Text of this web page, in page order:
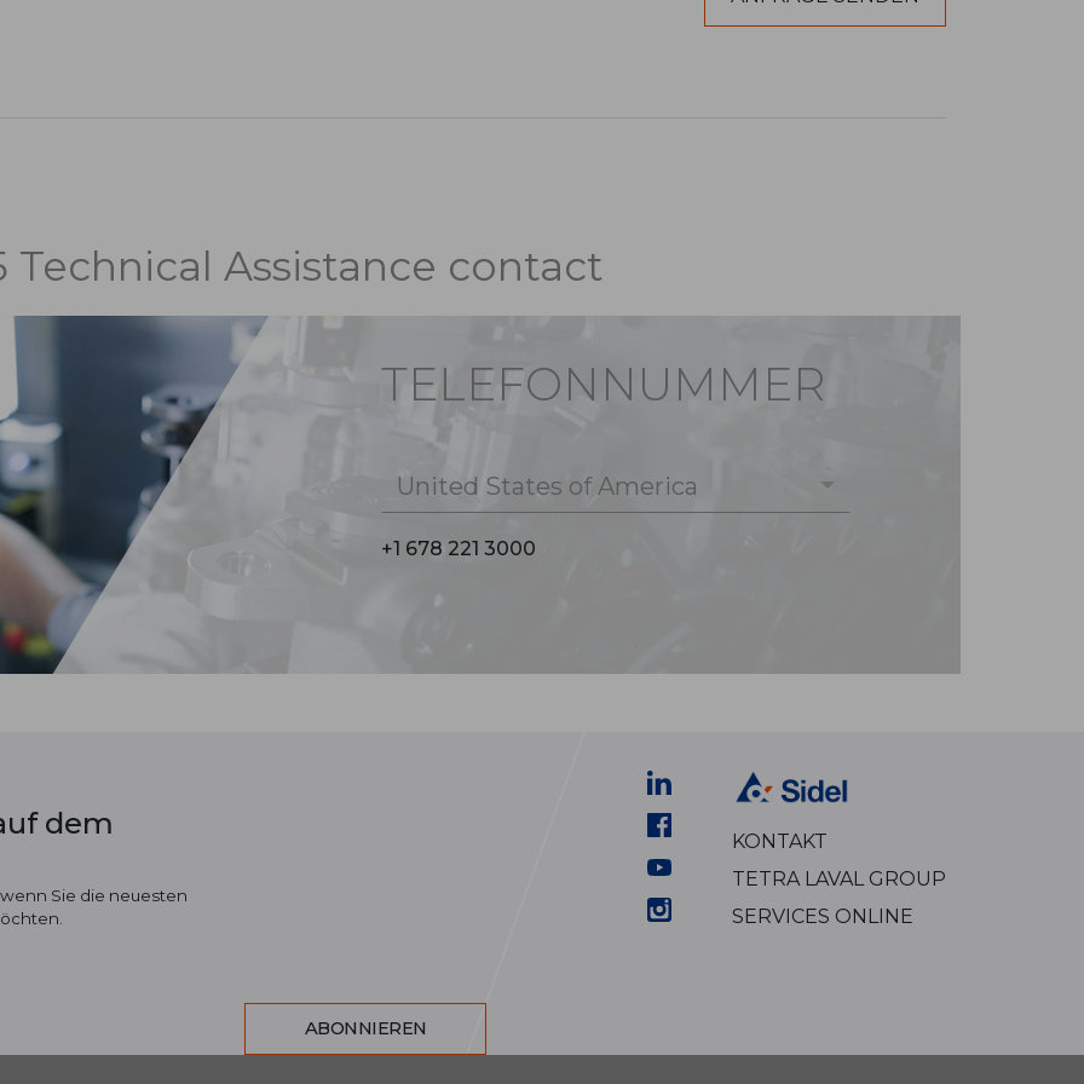
Technical Assistance contact
TELEFONNUMMER
United States of America
+1 678 221 3000
dem
Sie die neuesten
ABONNIEREN
KONTAKT
TETRA LAVAL GROUP
SERVICES ONLINE